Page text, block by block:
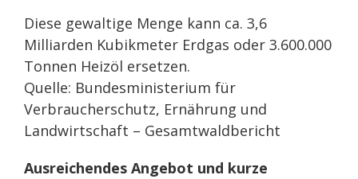
Diese gewaltige Menge kann ca. 3,6
Milliarden Kubikmeter Erdgas oder 3.600.000
Tonnen Heizöl ersetzen.
Quelle: Bundesministerium für
Verbraucherschutz, Ernährung und
Landwirtschaft – Gesamtwaldbericht
Ausreichendes Angebot und kurze